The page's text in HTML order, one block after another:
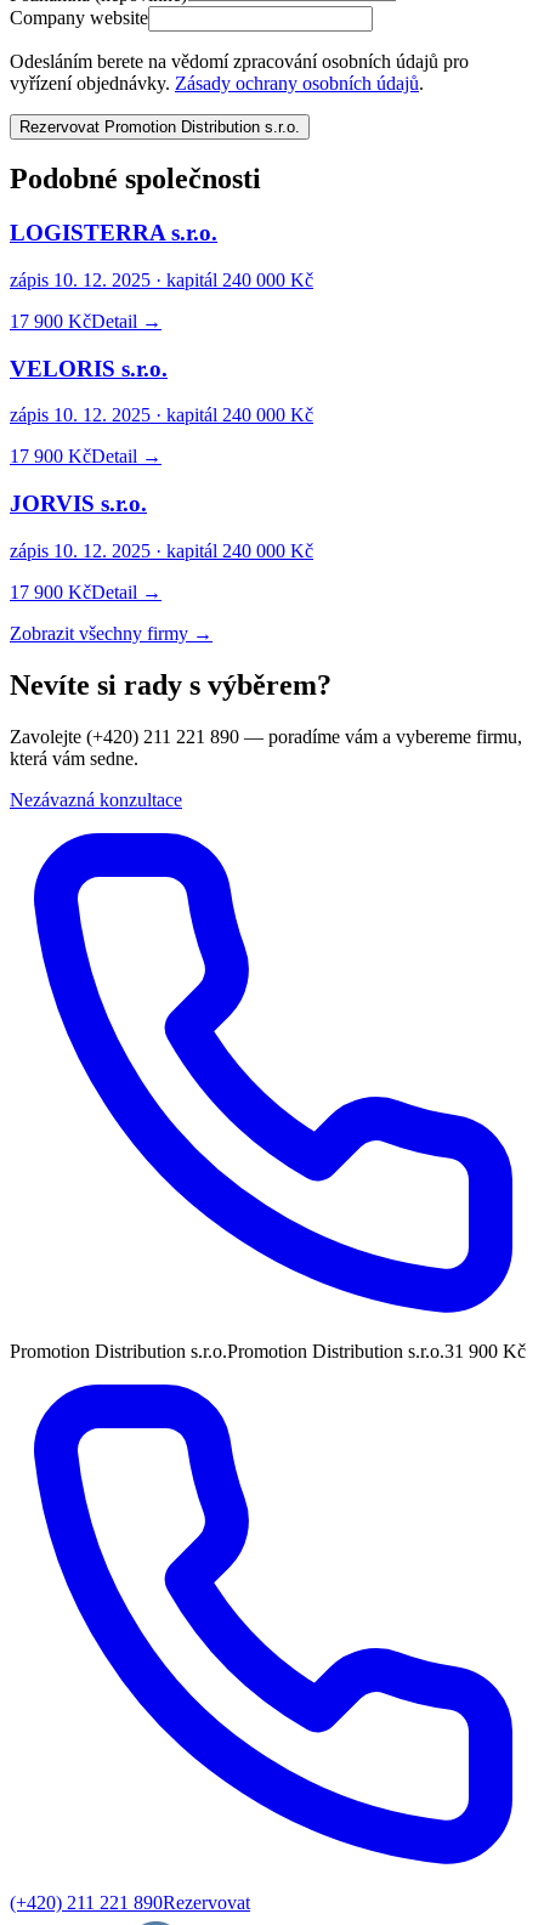
Company website
Odesláním berete na vědomí zpracování osobních údajů pro
vyřízení objednávky. Zásady ochrany osobních údajů.
Rezervovat Promotion Distribution s.r.o.
Podobné společnosti
LOGISTERRA s.r.o.
zápis 10. 12. 2025 · kapitál 240 000 Kč
17 900 KčDetail →
VELORIS s.r.o.
zápis 10. 12. 2025 · kapitál 240 000 Kč
17 900 KčDetail →
JORVIS s.r.o.
zápis 10. 12. 2025 · kapitál 240 000 Kč
17 900 KčDetail →
Zobrazit všechny firmy →
Nevíte si rady s výběrem?
Zavolejte (+420) 211 221 890 — poradíme vám a vybereme firmu,
která vám sedne.
Nezávazná konzultace
Promotion Distribution s.r.o.Promotion Distribution s.r.o.31 900 Kč
(+420) 211 221 890Rezervovat